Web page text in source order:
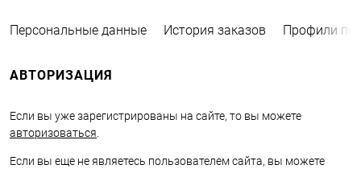
Персональные данные История заказов Профили
АВТОРИЗАЦИЯ
Если вы уже зарегистрированы на сайте, то вы можете
авторизоваться
Если вы еще не являетесь пользователем сайта, вы можете